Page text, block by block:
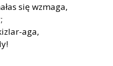
się wzmaga,
aga,